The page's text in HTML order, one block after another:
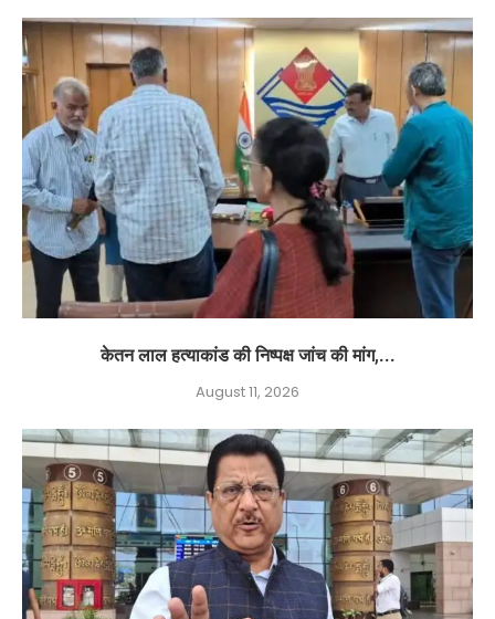
केतन लाल हत्याकांड की निष्पक्ष जांच की मांग,...
August 11, 2026